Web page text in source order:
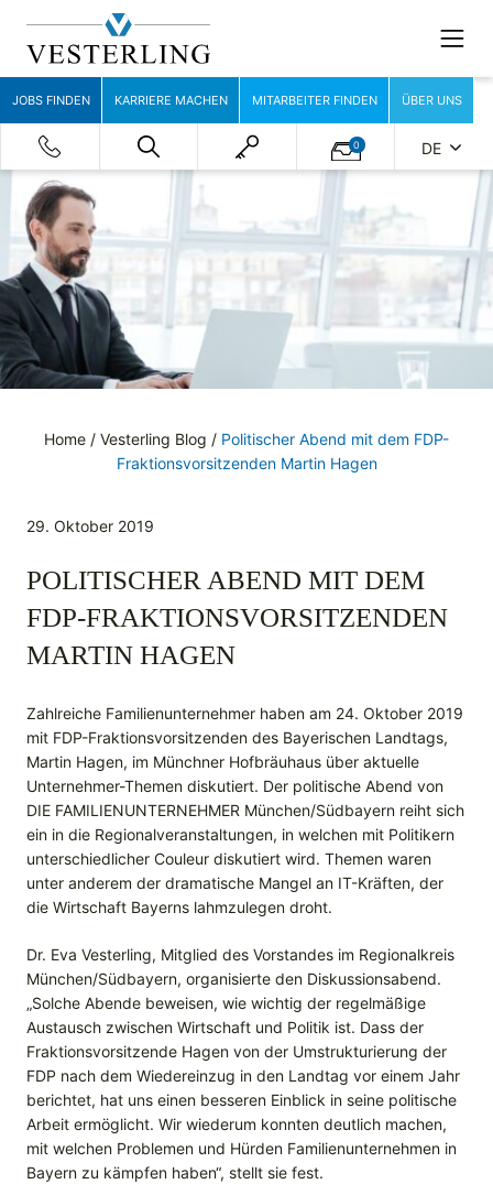
JOBS FINDEN KARRIERE MACHEN MITARBEITER FINDEN ÜBER UNS
0 DE
Home / Vesterling Blog / Politischer Abend mit dem FDP-
Fraktionsvorsitzenden Martin Hagen
29. Oktober 2019
POLITISCHER ABEND MIT DEM
FDP-FRAKTIONSVORSITZENDEN
MARTIN HAGEN
Zahlreiche Familienunternehmer haben am 24. Oktober 2019
mit FDP-Fraktionsvorsitzenden des Bayerischen Landtags,
Martin Hagen, im Münchner Hofbräuhaus über aktuelle
Unternehmer-Themen diskutiert. Der politische Abend von
DIE FAMILIENUNTERNEHMER München/Südbayern reiht sich
ein in die Regionalveranstaltungen, in welchen mit Politikern
unterschiedlicher Couleur diskutiert wird. Themen waren
unter anderem der dramatische Mangel an IT-Kräften, der
die Wirtschaft Bayerns lahmzulegen droht.
Dr. Eva Vesterling, Mitglied des Vorstandes im Regionalkreis
München/Südbayern, organisierte den Diskussionsabend.
„Solche Abende beweisen, wie wichtig der regelmäßige
Austausch zwischen Wirtschaft und Politik ist. Dass der
Fraktionsvorsitzende Hagen von der Umstrukturierung der
FDP nach dem Wiedereinzug in den Landtag vor einem Jahr
berichtet, hat uns einen besseren Einblick in seine politische
Arbeit ermöglicht. Wir wiederum konnten deutlich machen,
mit welchen Problemen und Hürden Familienunternehmen in
Bayern zu kämpfen haben“, stellt sie fest.